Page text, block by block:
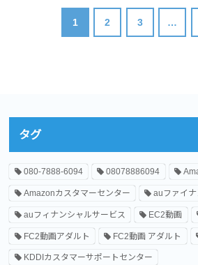
1 2 3 …
タグ
080-7888-6094 08078886094
Amazonカスタマーセンター auファイ
auフィナンシャルサービス EC2動画
FC2動画アダルト FC2動画 アダルト
KDDIカスタマーサポートセンター